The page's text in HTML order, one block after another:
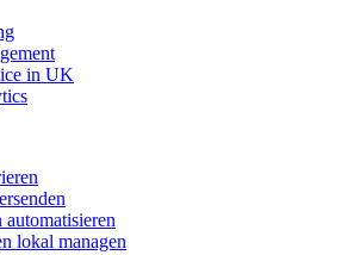
in UK
lokal managen